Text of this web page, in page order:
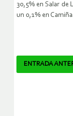
30,5% en Salar de
un 0,1% en Camiña.
ENTRADA